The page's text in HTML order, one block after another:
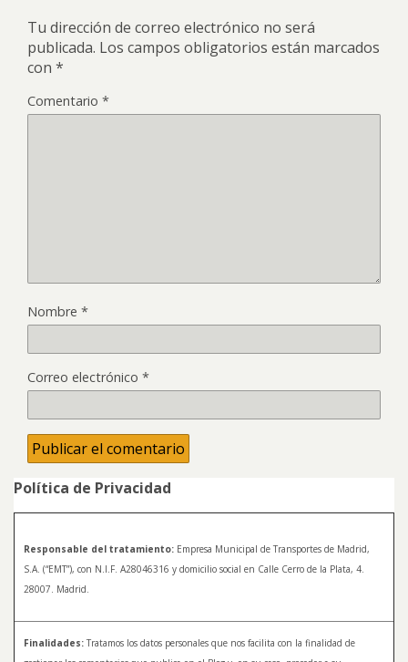
Tu dirección de correo electrónico no será
publicada. Los campos obligatorios están marcados
con *
Comentario *
Nombre *
Correo electrónico *
Política de Privacidad
Responsable del tratamiento: Empresa Municipal de Transportes de Madrid,
S.A. (“EMT”), con N.I.F. A28046316 y domicilio social en Calle Cerro de la Plata, 4.
28007. Madrid.
Finalidades: Tratamos los datos personales que nos facilita con la finalidad de